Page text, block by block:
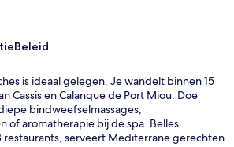
Beleid
is ideaal gelegen. Je wandelt binnen 15
Cassis en Calanque de Port Miou. Doe
bindweefselmassages,
of aromatherapie bij de spa. Belles
restaurants, serveert Mediterrane gerechten